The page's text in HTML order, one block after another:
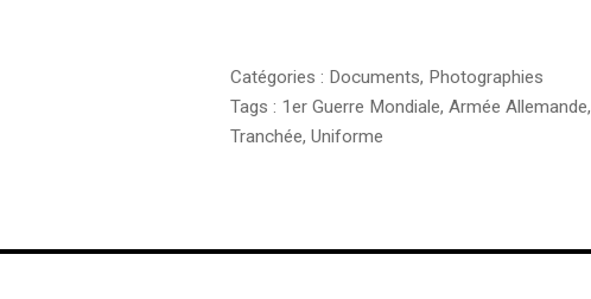
Catégories : Documents, Photographies
Tags : 1er Guerre Mondiale, Armée Allemande,
Tranchée, Uniforme